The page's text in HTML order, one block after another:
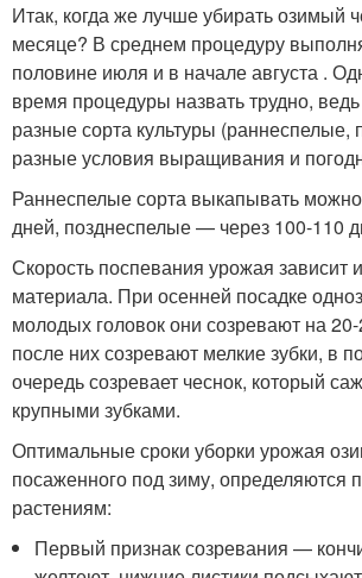
Итак, когда же лучше убирать озимый
месяце? В среднем процедуру
половине июля и в начале августа .
время процедуры назвать трудно,
разные сорта культуры (раннеспелые,
разные условия выращивания и
Раннеспелые сорта выкапывать
дней, позднеспелые — через 100-110
Скорость поспевания урожая зависит
материала. При осенней посадке
молодых головок они созревают на
после них созревают мелкие зубки, в
очередь созревает чеснок, который
крупными зубками.
Оптимальные сроки уборки урожая
посаженного под зиму, определяются
растениям:
Первый признак созревания —